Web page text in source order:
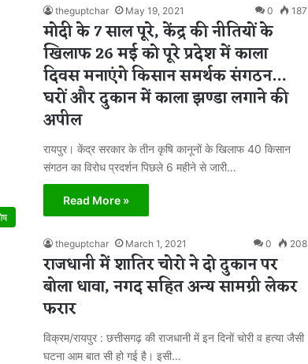
theguptchar May 19, 2021 0 187
मोदी के 7 साल पूरे, केंद्र की नीतियों के
खिलाफ 26 मई को पूरे प्रदेश में काला
दिवस मनाएंगे किसान समर्थक संगठन…
घरों और दुकान में काला झण्डा लगाने की
अपील
रायपुर। केंद्र सरकार के तीन कृषि कानूनों के खिलाफ 40 किसान
संगठन का विरोध प्रदर्शन पिछले 6 महीने से जारी…
Read More »
theguptchar March 1, 2021 0 208
राजधानी में शातिर चोरो ने दो दुकान पर
बोला धावा, नगद सहित अन्य सामग्री लेकर
फरार
विक्रम/रायपुर : छत्तीसगढ़ की राजधानी में इन दिनों चोरी व हत्या जैसी
घटना आम बात सी हो गई है। इसी…